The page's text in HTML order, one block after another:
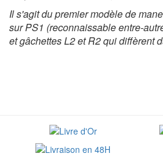
Il s'agit du premier modèle de
sur PS1 (reconnaissable entre-
et gâchettes L2 et R2 qui diffèrent